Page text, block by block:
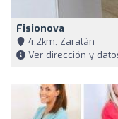
Fisionova
4,2km, Zaratán
Ver dirección y